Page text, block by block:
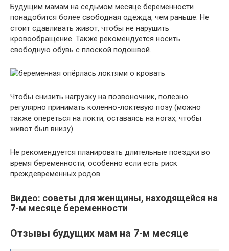
Будущим мамам на седьмом месяце беременности
понадобится более свободная одежда, чем раньше. Не
стоит сдавливать живот, чтобы не нарушить
кровообращение. Также рекомендуется носить
свободную обувь с плоской подошвой.
Чтобы снизить нагрузку на позвоночник, полезно
регулярно принимать коленно-локтевую позу (можно
также опереться на локти, оставаясь на ногах, чтобы
живот был внизу).
Не рекомендуется планировать длительные поездки во
время беременности, особенно если есть риск
преждевременных родов.
Видео: советы для женщины, находящейся на
7-м месяце беременности
Отзывы будущих мам на 7-м месяце